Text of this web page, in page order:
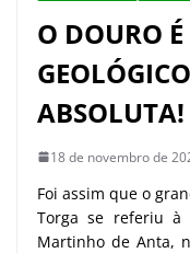
O DOURO
ABSOLUTA!
18 de novembro de
Foi assim que o
Torga se referiu à
Martinho de Anta,